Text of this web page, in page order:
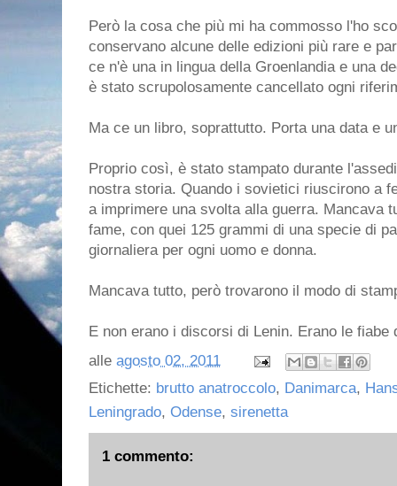
Però la cosa che più mi ha commosso l'ho
conservano alcune delle edizioni più rare e
ce n'è una in lingua della Groenlandia e una
è stato scrupolosamente cancellato ogni
Ma ce un libro, soprattutto. Porta una data e
Proprio così, è stato stampato durante
nostra storia. Quando i sovietici riuscirono a
a imprimere una svolta alla guerra. Mancava
fame, con quei 125 grammi di una specie di
giornaliera per ogni uomo e donna.
Mancava tutto, però trovarono il modo di
E non erano i discorsi di Lenin. Erano le fiabe
alle agosto 02, 2011
Etichette: brutto anatroccolo, Danimarca,
Leningrado, Odense, sirenetta
1 commento: